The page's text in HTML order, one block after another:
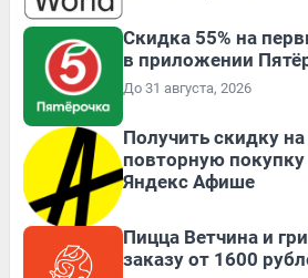
Скидка 55% на
в приложении
До 31 августа, 2026
Получить скидку
повторную
Яндекс Афише
Пицца Ветчина и
заказу от 1600